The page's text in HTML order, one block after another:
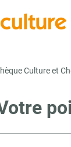
Culture et